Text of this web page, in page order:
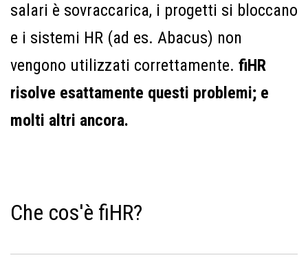
salari è sovraccarica, i progetti si bloccano
e i sistemi HR (ad es. Abacus) non
vengono utilizzati correttamente. fiHR
risolve esattamente questi problemi; e
molti altri ancora.
Che cos'è fiHR?